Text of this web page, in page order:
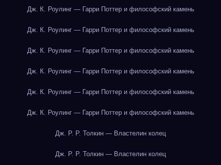
Дж. К. Роулинг — Гарри Поттер и философский камень
Дж. К. Роулинг — Гарри Поттер и философский камень
Дж. К. Роулинг — Гарри Поттер и философский камень
Дж. К. Роулинг — Гарри Поттер и философский камень
Дж. К. Роулинг — Гарри Поттер и философский камень
Дж. К. Роулинг — Гарри Поттер и философский камень
Дж. Р. Р. Толкин — Властелин колец
Дж. Р. Р. Толкин — Властелин колец